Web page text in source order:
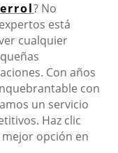
? No
está
cualquier
Con años
con
un servicio
Haz clic
opción en